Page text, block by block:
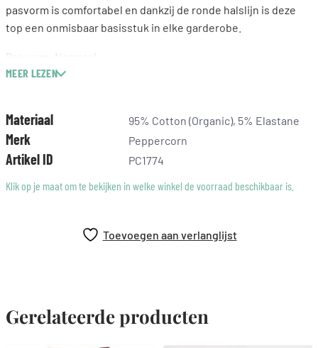
pasvorm is comfortabel en dankzij de ronde halslijn is deze
top een onmisbaar basisstuk in elke garderobe.
Pasvorm: Normaal
Samenstelling: 95% katoen (biologisch), 5% elastaan
MEER LEZEN
Materiaal 95% Cotton (Organic), 5% Elastane
Merk Peppercorn
Artikel ID
PC1774
Klik op je maat om te bekijken in welke winkel de voorraad beschikbaar is.
Toevoegen aan verlanglijst
Gerelateerde producten